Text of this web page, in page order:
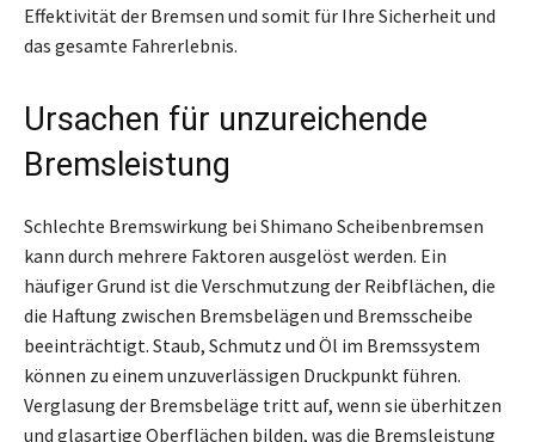
Effektivität der Bremsen und somit für Ihre Sicherheit und
das gesamte Fahrerlebnis.
Ursachen für unzureichende
Bremsleistung
Schlechte Bremswirkung bei Shimano Scheibenbremsen
kann durch mehrere Faktoren ausgelöst werden. Ein
häufiger Grund ist die Verschmutzung der Reibflächen, die
die Haftung zwischen Bremsbelägen und Bremsscheibe
beeinträchtigt. Staub, Schmutz und Öl im Bremssystem
können zu einem unzuverlässigen Druckpunkt führen.
Verglasung der Bremsbeläge tritt auf, wenn sie überhitzen
und glasartige Oberflächen bilden, was die Bremsleistung